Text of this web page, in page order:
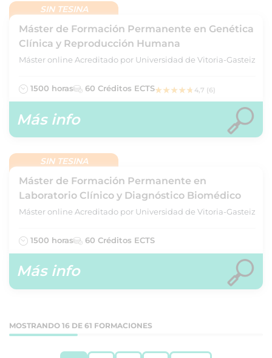
SIN TESINA
Máster de Formación Permanente en Genética
Clínica y Reproducción Humana
Máster online Acreditado por Universidad de Vitoria-Gasteiz
1500 horas 60 Créditos ECTS 4,7 (6)
Más info
SIN TESINA
Máster de Formación Permanente en
Laboratorio Clínico y Diagnóstico Biomédico
Máster online Acreditado por Universidad de Vitoria-Gasteiz
1500 horas 60 Créditos ECTS
Más info
MOSTRANDO 16 DE 61 FORMACIONES